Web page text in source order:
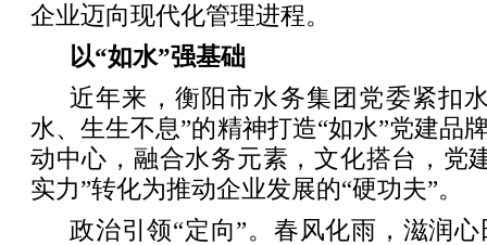
企业迈向现代化管理进程。
以“如水”强基础
近年来，衡阳市水务集团党委紧扣
水、生生不息”的精神打造“如水”党建品
动中心，融合水务元素，文化搭台，党
实力”转化为推动企业发展的“硬功夫”。
政治引领“定向”。春风化雨，滋润